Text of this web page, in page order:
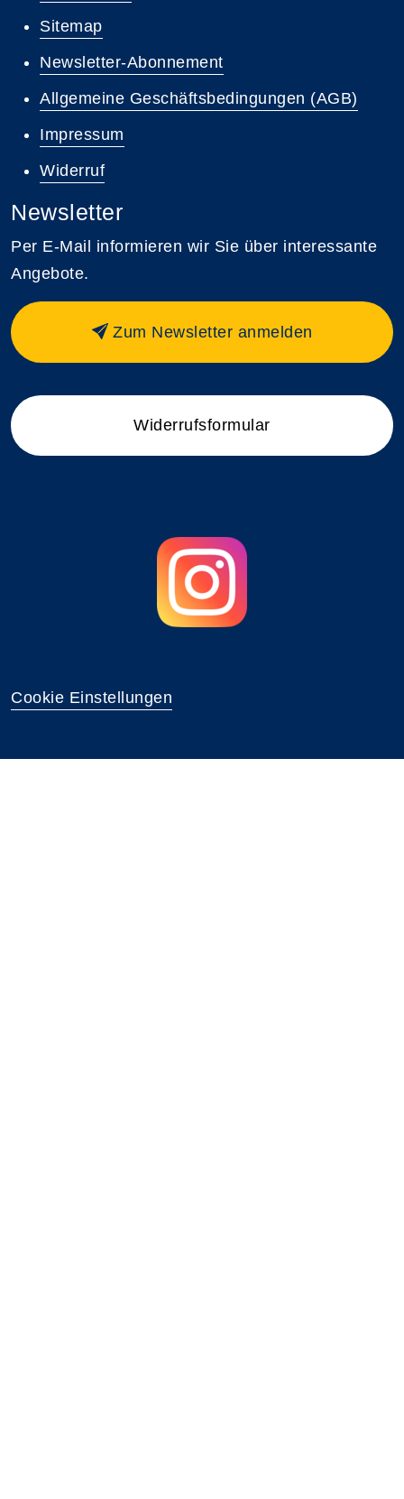
Sitemap
Newsletter-Abonnement
Allgemeine Geschäftsbedingungen (AGB)
Impressum
Widerruf
Newsletter
Per E-Mail informieren wir Sie über interessante
Angebote.
Zum Newsletter anmelden
Widerrufsformular
Cookie Einstellungen